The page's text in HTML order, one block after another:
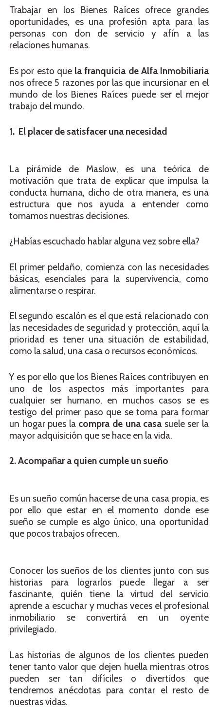
Trabajar en los Bienes Raíces ofrece grandes
oportunidades, es una profesión apta para las
personas con don de servicio y afín a las
relaciones humanas.
Es por esto quela franquicia de Alfa Inmobiliaria
nos ofrece 5 razones por las que incursionar en el
mundo de los Bienes Raíces puede ser el mejor
trabajo del mundo.
1. El placer de satisfacer una necesidad
La pirámide de Maslow, es una teórica de
motivación que trata de explicar que impulsa la
conducta humana, dicho de otra manera, es una
estructura que nos ayuda a entender como
tomamos nuestras decisiones.
¿Habías escuchado hablar alguna vez sobre ella?
El primer peldaño, comienza con las necesidades
básicas, esenciales para la supervivencia, como
alimentarse o respirar.
El segundo escalón es el que está relacionado con
las necesidades de seguridad y protección, aquí la
prioridad es tener una situación de estabilidad,
como la salud, una casa o recursos económicos.
Y es por ello que los Bienes Raíces contribuyen en
uno de los aspectos más importantes para
cualquier ser humano, en muchos casos se es
testigo del primer paso que se toma para formar
un hogar pues la compra de una casa suele ser la
mayor adquisición que se hace en la vida.
2. Acompañar a quien cumple un sueño
Es un sueño común hacerse de una casa propia, es
por ello que estar en el momento donde ese
sueño se cumple es algo único, una oportunidad
que pocos trabajos ofrecen.
Conocer los sueños de los clientes junto con sus
historias para lograrlos puede llegar a ser
fascinante, quién tiene la virtud del servicio
aprende a escuchar y muchas veces el profesional
inmobiliario se convertirá en un oyente
privilegiado.
Las historias de algunos de los clientes pueden
tener tanto valor que dejen huella mientras otros
pueden ser tan difíciles o divertidos que
tendremos anécdotas para contar el resto de
nuestras vidas.